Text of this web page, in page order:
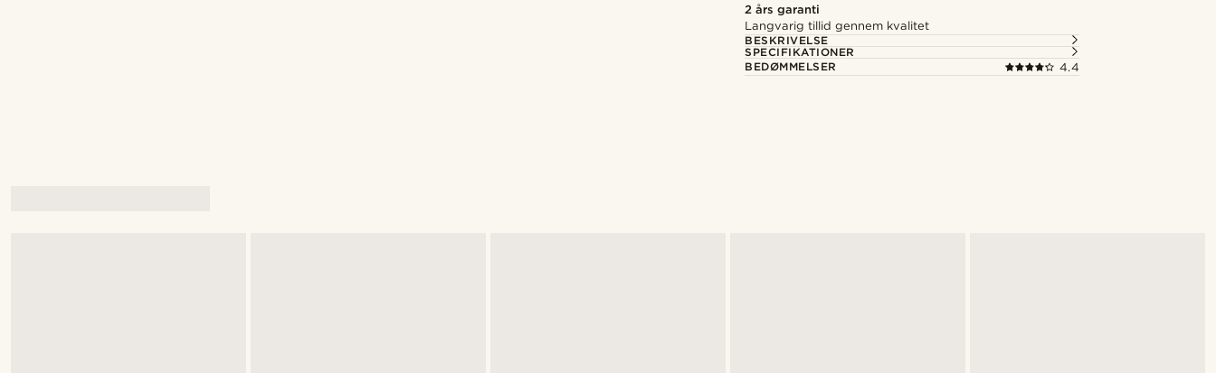
2 års garanti
Langvarig tillid gennem kvalitet
BESKRIVELSE
SPECIFIKATIONER
BEDØMMELSER
4.4